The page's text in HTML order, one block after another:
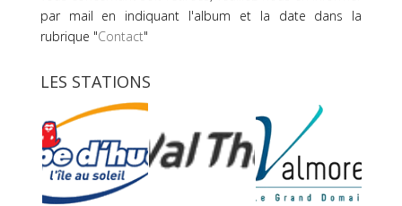
par mail en indiquant l'album et la date dans la
rubrique "Contact"
LES STATIONS